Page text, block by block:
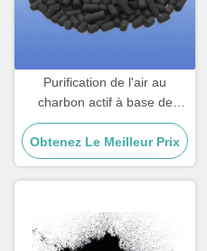
Purification de l'air au
charbon actif à base de
charbon CAS 64365-11-3
Obtenez Le Meilleur Prix